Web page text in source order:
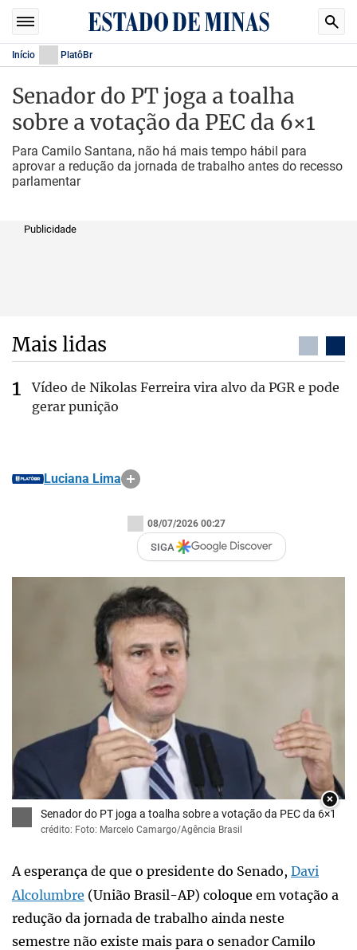
Início PlatôBr
Senador do PT joga a toalha
sobre a votação da PEC da 6×1
Para Camilo Santana, não há mais tempo hábil para
aprovar a redução da jornada de trabalho antes do recesso
parlamentar
Publicidade
Mais lidas
Vídeo de Nikolas Ferreira vira alvo da PGR e pode
gerar punição
Luciana Lima
08/07/2026 00:27
SIGA
×
Senador do PT joga a toalha sobre a votação da PEC da 6×1
crédito: Foto: Marcelo Camargo/Agência Brasil
A esperança de que o presidente do Senado, Davi
Alcolumbre (União Brasil-AP) coloque em votação a
redução da jornada de trabalho ainda neste
semestre não existe mais para o senador Camilo